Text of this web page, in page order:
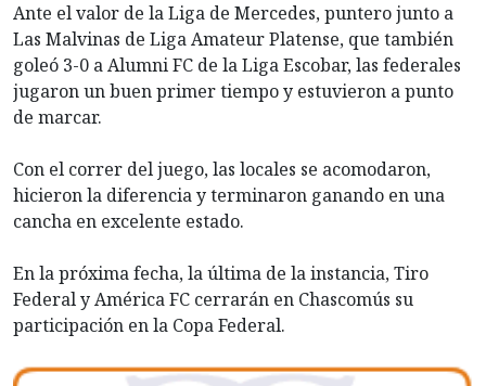
Ante el valor de la Liga de Mercedes, puntero junto a
Las Malvinas de Liga Amateur Platense, que también
goleó 3-0 a Alumni FC de la Liga Escobar, las federales
jugaron un buen primer tiempo y estuvieron a punto
de marcar.
Con el correr del juego, las locales se acomodaron,
hicieron la diferencia y terminaron ganando en una
cancha en excelente estado.
En la próxima fecha, la última de la instancia, Tiro
Federal y América FC cerrarán en Chascomús su
participación en la Copa Federal.